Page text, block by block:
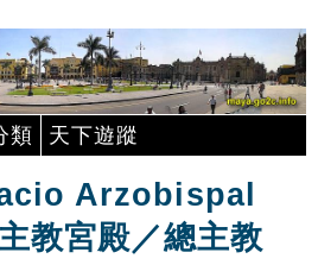
類 天下遊蹤
Arzobispal
教宮殿／總主教